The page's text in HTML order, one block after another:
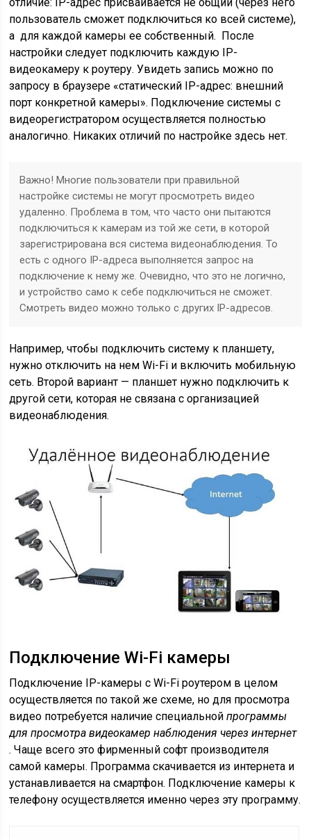
пользователь сможет подключиться ко всей системе),
а для каждой камеры ее собственный. После
настройки следует подключить каждую IP-
видеокамеру к роутеру. Увидеть запись можно по
запросу в браузере «статический IP-адрес: внешний
порт конкретной камеры». Подключение системы с
видеорегистратором осуществляется полностью
аналогично. Никаких отличий по настройке здесь нет.
Важно! Многие пользователи при правильной
настройке системы не могут просмотреть видео
удаленно. Проблема в том, что часто они пытаются
подключиться к камерам из той же сети, в которой
зарегистрирована вся система видеонаблюдения. То
есть с одного IP-адреса выполняется запрос на
подключение к нему же. Очевидно, что это не логично,
и устройство само к себе подключиться не сможет.
Смотреть видео можно только с других IP-адресов.
Например, чтобы подключить систему к планшету,
нужно отключить на нем Wi-Fi и включить мобильную
сеть. Второй вариант — планшет нужно подключить к
другой сети, которая не связана с организацией
видеонаблюдения.
Подключение Wi-Fi камеры
Подключение IP-камеры c Wi-Fi роутером в целом
осуществляется по такой же схеме, но для просмотра
видео потребуется наличие специальнойпрограммы
для просмотра видеокамер наблюдения через интернет
. Чаще всего это фирменный софт производителя
самой камеры. Программа скачивается из интернета и
устанавливается на смартфон. Подключение камеры к
телефону осуществляется именно через эту программу.